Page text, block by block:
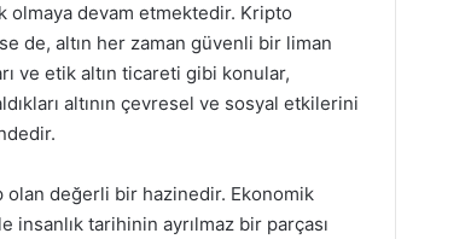
olmaya devam etmektedir. Kripto
de, altın her zaman güvenli bir liman
ve etik altın ticareti gibi konular,
altının çevresel ve sosyal etkilerini
olan değerli bir hazinedir. Ekonomik
insanlık tarihinin ayrılmaz bir parçası